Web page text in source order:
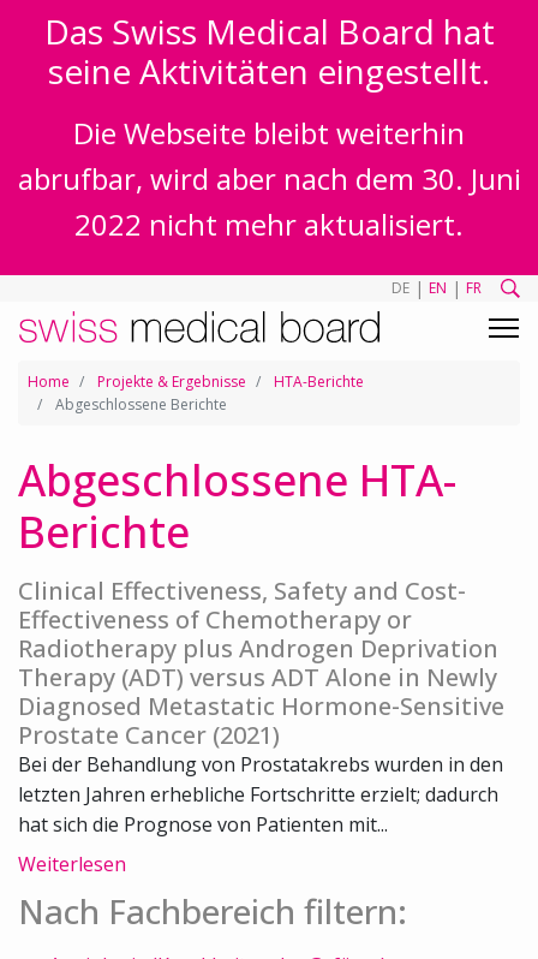
Das Swiss Medical Board hat
seine Aktivitäten eingestellt.
Die Webseite bleibt weiterhin
abrufbar, wird aber nach dem 30. Juni
2022 nicht mehr aktualisiert.
DE | EN | FR
Home Projekte & Ergebnisse
HTA-Berichte
Abgeschlossene Berichte
Abgeschlossene HTA-
Berichte
Clinical Effectiveness, Safety and Cost-
Effectiveness of Chemotherapy or
Radiotherapy plus Androgen Deprivation
Therapy (ADT) versus ADT Alone in Newly
Diagnosed Metastatic Hormone-Sensitive
Prostate Cancer (2021)
Bei der Behandlung von Prostatakrebs wurden in den
letzten Jahren erhebliche Fortschritte erzielt; dadurch
hat sich die Prognose von Patienten mit...
Weiterlesen
Nach Fachbereich filtern: